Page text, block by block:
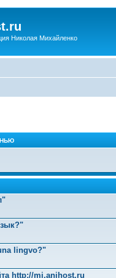
Николая Михайленко
lingvo?"
http://mi.anihost.ru